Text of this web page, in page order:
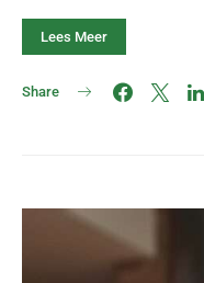
Lees Meer
Share